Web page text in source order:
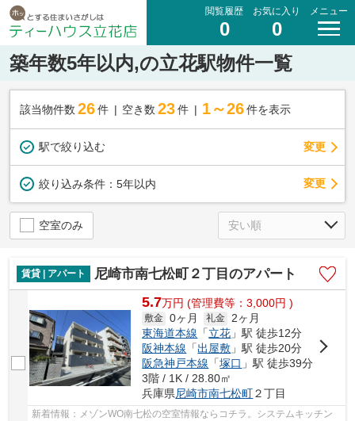
閲覧履歴
0
お気に入り
0
メニュー
築年数5年以内,の立花駅物件一覧
該当物件数 26件 空き数 23 件 1～26 件を表示
駅で絞り込む 変更
絞り込み条件： 5年以内 変更
空室のみ
賃貸 | アパート 尼崎市南七松町２丁目のアパート
5.7万円 (管理費等：3,000円 )
敷金 0ヶ月 礼金 2ヶ月
東海道本線 「立花 」駅 徒歩12分
阪神本線 「出屋敷 」駅 徒歩20分
阪急神戸本線 「塚口 」駅 徒歩39分
3階 / 1K / 28.80㎡
兵庫県尼崎市南七松町２丁目
新着情報：メゾンWO南七松の空室情報ならコチラ。システムキッチン